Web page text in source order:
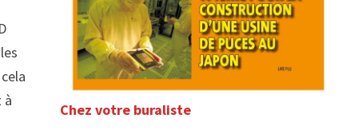
à
Chez votre buraliste